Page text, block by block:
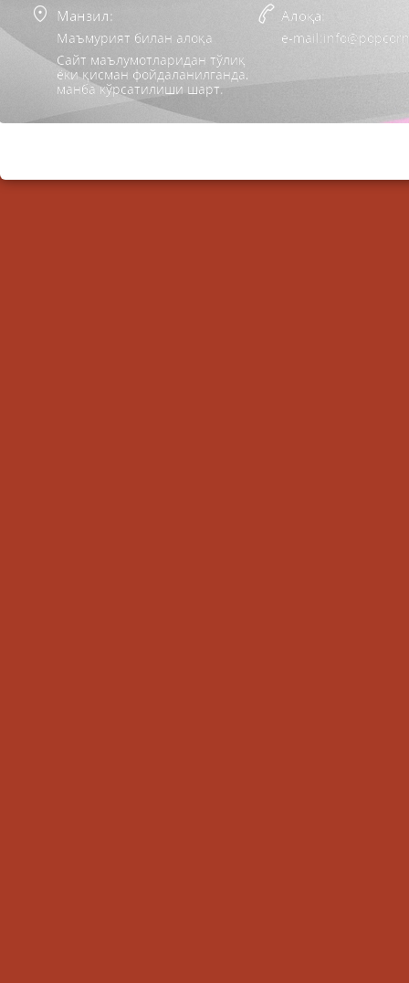
Манзил:
Маъмурият билан алоқа
Сайт маълумотларидан тўлиқ
ёки қисман фойдаланилганда,
манба кўрсатилиши шарт.
Алоқа:
e-